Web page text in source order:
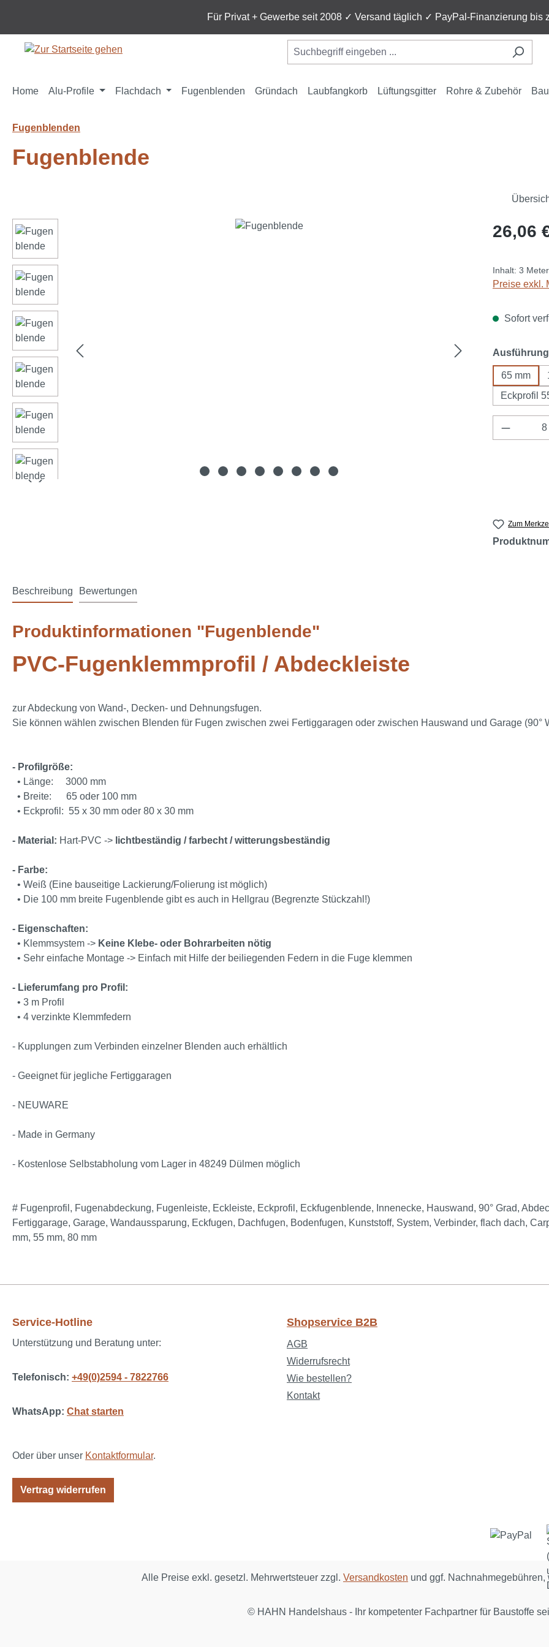
Für Privat + Gewerbe seit 2008 ✓ Versand täglich ✓ PayPal-Finanzierung bis
Home Alu-Profile Flachdach Fugenblenden Gründach Laubfangkorb Lüftungsgitter Rohre & Zubehör
Fugenblenden
Fugenblende
Bildergalerie überspringen Regulärer
26,06
Inhalt: 3 Meter
Preise exkl.
Sofort
Ausführung
65 mm
Eckprofil
Zum
Beschreibung Bewertungen
Produktinformationen "Fugenblende"
PVC-Fugenklemmprofil / Abdeckleiste
zur Abdeckung von Wand-, Decken- und Dehnungsfugen.
Sie können wählen zwischen Blenden für Fugen zwischen zwei Fertiggaragen oder zwischen Hauswand und Garage (90°
- Profilgröße:
• Länge: 3000 mm
• Breite: 65 oder 100 mm
• Eckprofil: 55 x 30 mm oder 80 x 30 mm
- Material: Hart-PVC -> lichtbeständig / farbecht / witterungsbeständig
- Farbe:
• Weiß (Eine bauseitige Lackierung/Folierung ist möglich)
• Die 100 mm breite Fugenblende gibt es auch in Hellgrau (Begrenzte Stückzahl!)
- Eigenschaften:
• Klemmsystem -> Keine Klebe- oder Bohrarbeiten nötig
• Sehr einfache Montage -> Einfach mit Hilfe der beiliegenden Federn in die Fuge klemmen
- Lieferumfang pro Profil:
• 3 m Profil
• 4 verzinkte Klemmfedern
- Kupplungen zum Verbinden einzelner Blenden auch erhältlich
- Geeignet für jegliche Fertiggaragen
- NEUWARE
- Made in Germany
- Kostenlose Selbstabholung vom Lager in 48249 Dülmen möglich
# Fugenprofil, Fugenabdeckung, Fugenleiste, Eckleiste, Eckprofil, Eckfugenblende, Innenecke, Hauswand, 90° Grad,
Fertiggarage, Garage, Wandaussparung, Eckfugen, Dachfugen, Bodenfugen, Kunststoff, System, Verbinder, flach dach,
mm, 55 mm, 80 mm
Service-Hotline
Unterstützung und Beratung unter:
Telefonisch: +49(0)2594 - 7822766
WhatsApp: Chat starten
Oder über unser Kontaktformular.
Vertrag widerrufen
Shopservice B2B
AGB
Widerrufsrecht
Wie bestellen?
Kontakt
Alle Preise exkl. gesetzl. Mehrwertsteuer zzgl. Versandkosten und ggf.
© HAHN Handelshaus - Ihr kompetenter Fachpartner für Baustoffe